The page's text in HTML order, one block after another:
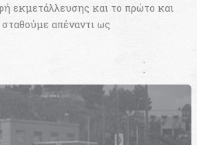
εκμετάλλευσης και το πρώτο και
απέναντι ως